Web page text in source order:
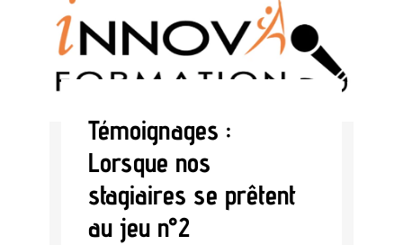
Témoignages :
Lorsque nos
stagiaires se prêtent
au jeu n°2